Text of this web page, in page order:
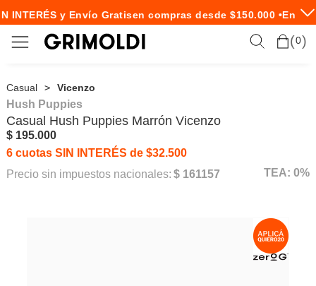
INTERÉS y Envío Gratisen compras desde $150.000 • Envío
0
Casual Vicenzo
Hush Puppies
Casual Hush Puppies Marrón Vicenzo
$ 195.000
6 cuotas SIN INTERÉS de $32.500
Precio sin impuestos nacionales: $ 161157 TEA: 0%